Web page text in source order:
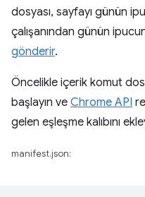
dosyası, sayfayı günün
çalışanından günün
gönderir.
Öncelikle içerik komut
başlayın ve Chrome API
gelen eşleşme kalıbını
manifest.json: